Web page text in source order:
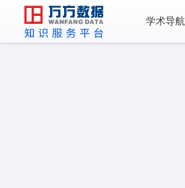
学术导航